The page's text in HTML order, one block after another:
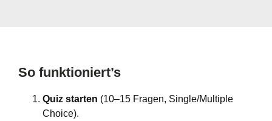
So funktioniert’s
Quiz starten (10–15 Fragen, Single/Multiple
Choice).